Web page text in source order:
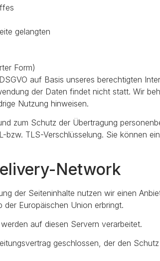
gelangten
Form)
auf Basis unseres berechtigten
der Daten findet nicht statt. Wir
Nutzung hinweisen.
zum Schutz der Übertragung
TLS-Verschlüsselung. Sie können
Network
der Seiteninhalte nutzen wir einen
der Europäischen Union erbringt.
auf diesen Servern verarbeitet.
geschlossen, der den